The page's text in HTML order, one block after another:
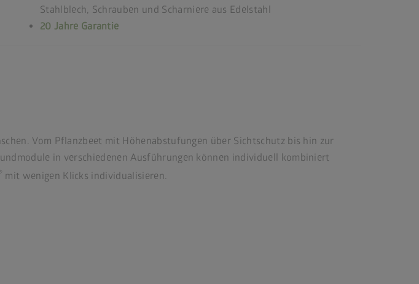
Stahlblech, Schrauben und Scharniere aus Edelstahl
20 Jahre Garantie
Vom Pflanzbeet mit Höhenabstufungen über Sichtschutz bis hin zur
in verschiedenen Ausführungen können individuell kombiniert
mit wenigen Klicks individualisieren.